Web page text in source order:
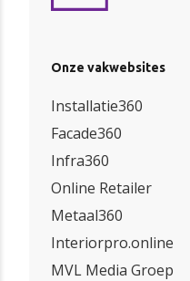
Onze vakwebsites
Installatie360
Facade360
Infra360
Online Retailer
Metaal360
Interiorpro.online
MVL Media Groep